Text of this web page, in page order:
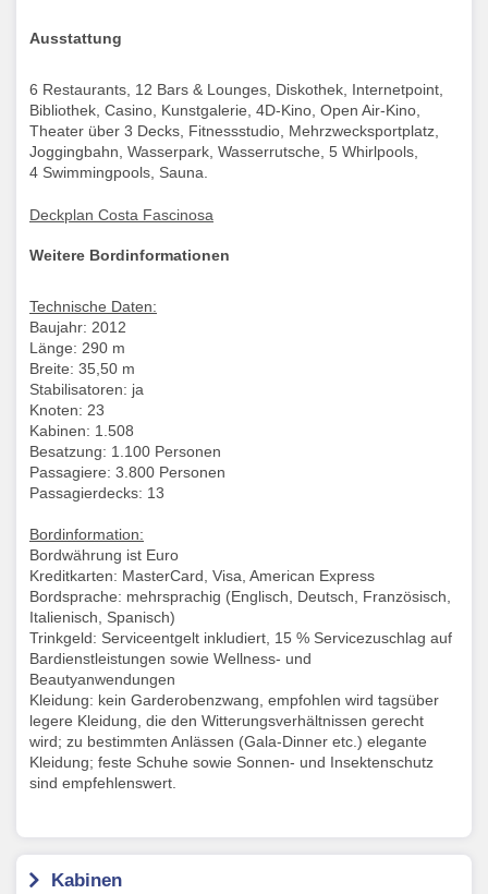
Ausstattung
6 Restaurants, 12 Bars & Lounges, Diskothek, Internetpoint,
Bibliothek, Casino, Kunstgalerie, 4D-Kino, Open Air-Kino,
Theater über 3 Decks, Fitnessstudio, Mehrzwecksportplatz,
Joggingbahn, Wasserpark, Wasserrutsche, 5 Whirlpools,
4 Swimmingpools, Sauna.
Deckplan Costa Fascinosa
Weitere Bordinformationen
Technische Daten:
Baujahr: 2012
Länge: 290 m
Breite: 35,50 m
Stabilisatoren: ja
Knoten: 23
Kabinen: 1.508
Besatzung: 1.100 Personen
Passagiere: 3.800 Personen
Passagierdecks: 13
Bordinformation:
Bordwährung ist Euro
Kreditkarten: MasterCard, Visa, American Express
Bordsprache: mehrsprachig (Englisch, Deutsch, Französisch,
Italienisch, Spanisch)
Trinkgeld: Serviceentgelt inkludiert, 15 % Servicezuschlag auf
Bardienstleistungen sowie Wellness- und
Beautyanwendungen
Kleidung: kein Garderobenzwang, empfohlen wird tagsüber
legere Kleidung, die den Witterungsverhältnissen gerecht
wird; zu bestimmten Anlässen (Gala-Dinner etc.) elegante
Kleidung; feste Schuhe sowie Sonnen- und Insektenschutz
sind empfehlenswert.
Kabinen